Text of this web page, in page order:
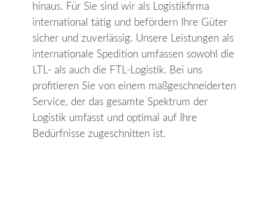
hinaus. Für Sie sind wir als
Logistikfirma
international tätig und befördern Ihre Güter
sicher und zuverlässig. Unsere Leistungen als
internationale Spedition umfassen sowohl die
LTL- als auch die FTL-Logistik. Bei uns
profitieren Sie von einem maßgeschneiderten
Service, der das gesamte Spektrum der
Logistik umfasst und optimal auf Ihre
Bedürfnisse zugeschnitten ist.